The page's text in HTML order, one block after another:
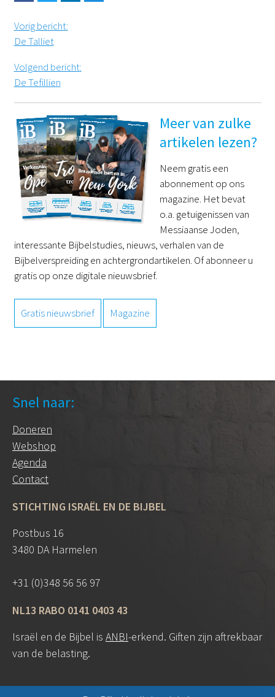
Vorig bericht:
De Talliet
Volgend bericht:
De Tefillien
Meer van zulke
artikelen lezen?
Neem gratis een
abonnement op ons
magazine. Het bevat
o.a. getuigenissen van
Messiaanse Joden,
interessante Bijbelstudies, nieuws, verhalen van de
Bijbelverspreiding en achtergrondartikelen. Of abonneer u
gratis op onze digitale nieuwsbrief.
Gratis nieuwsbrief Magazine
Snel naar:
Doneren
Webshop
Agenda
Contact
STICHTING ISRAËL EN DE BIJBEL
Postbus 16
3480 DA Harmelen
+31 (0)348 56 56 97
NL13 RABO 0141 0403 43
Israël en de Bijbel is ANBI-erkend. Giften zijn aftrekbaar
van de belasting.